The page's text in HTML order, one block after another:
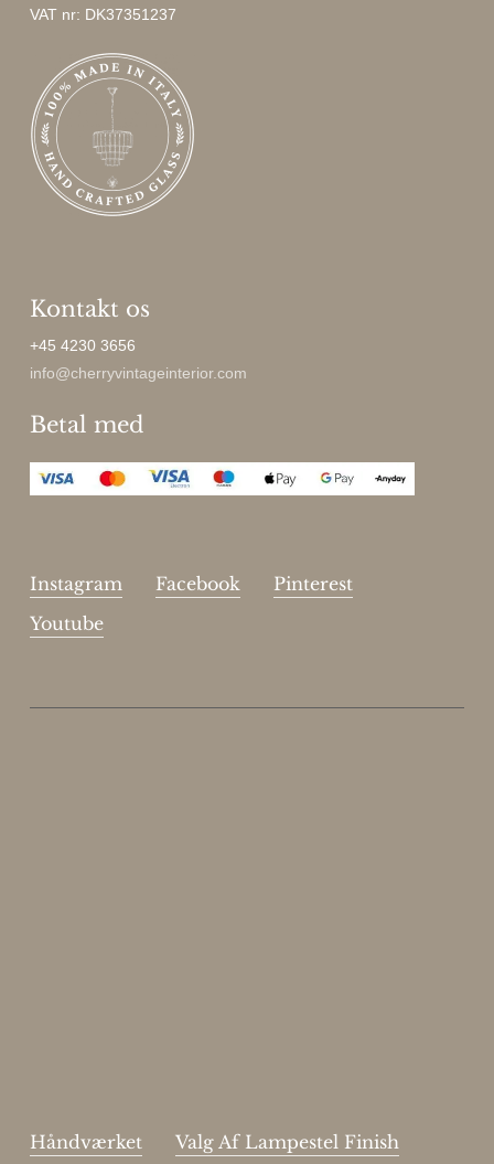
VAT nr: DK37351237
Kontakt os
+45 4230 3656
info@cherryvintageinterior.com
Betal med
Instagram Facebook
Pinterest
Youtube
Håndværket Valg Af Lampestel Finish